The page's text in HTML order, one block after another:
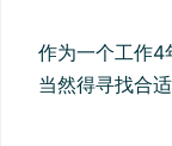
作为一个工作4
当然得寻找合